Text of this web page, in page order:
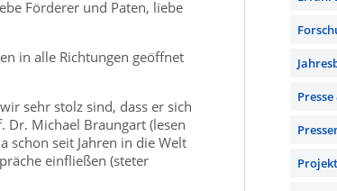
Förderer und Paten, liebe
in alle Richtungen geöffnet
sehr stolz sind, dass er sich
Michael Braungart (lesen
schon seit Jahren in die Welt
einfließen (steter
Presse